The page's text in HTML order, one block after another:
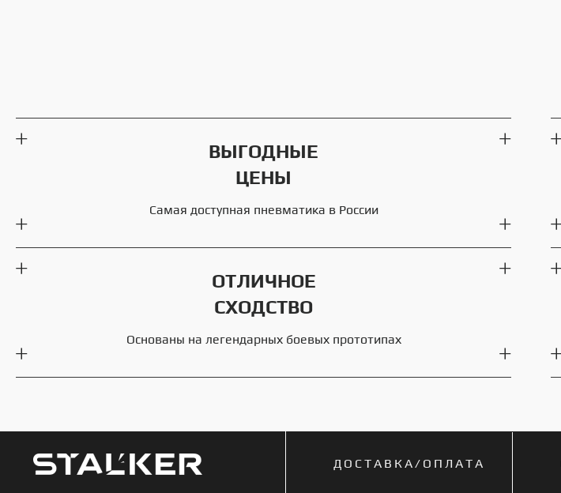
ВЫГОДНЫЕ
ЦЕНЫ
Самая доступная пневматика в России
ОТЛИЧНОЕ
СХОДСТВО
Основаны на легендарных боевых прототипах
ДОСТАВКА/ОПЛАТА